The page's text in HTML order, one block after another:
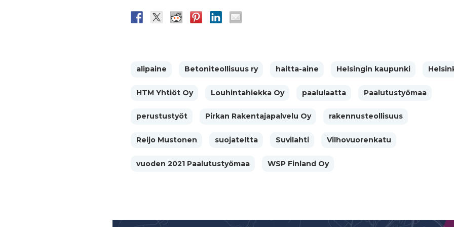
alipaine Betoniteollisuus ry haitta-aine Helsingin kaupunki
HTM Yhtiöt Oy Louhintahiekka Oy paalulaatta Paalutustyömaa
perustustyöt Pirkan Rakentajapalvelu Oy rakennusteollisuus
Reijo Mustonen suojateltta Suvilahti Vilhovuorenkatu
vuoden 2021 Paalutustyömaa WSP Finland Oy